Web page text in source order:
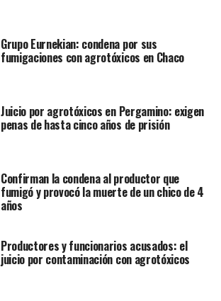
Grupo Eurnekian: condena por sus
fumigaciones con agrotóxicos en Chaco
Juicio por agrotóxicos en Pergamino: exigen
penas de hasta cinco años de prisión
Confirman la condena al productor que
fumigó y provocó la muerte de un chico de 4
años
Productores y funcionarios acusados: el
juicio por contaminación con agrotóxicos